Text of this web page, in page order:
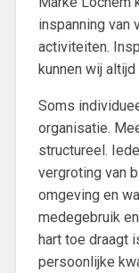
inspanning van
activiteiten.
kunnen wij
Soms
organisatie.
structureel.
vergroting van
omgeving en
medegebruik
hart toe draagt
persoonlijke